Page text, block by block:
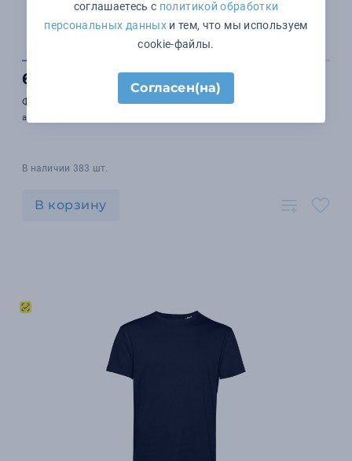
653 ₽
Футболка унисекс E150 Inspire (Organic), черная
арт. TU01B005
В наличии 383 шт.
В корзину
соглашаетесь с политикой обработки
персональных данныхи тем, что мы используем
cookie-файлы.
Согласен(на)